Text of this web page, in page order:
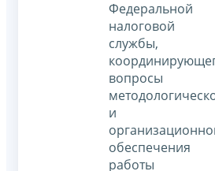
Федеральной
налоговой
службы,
вопросы
и
обеспечения
работы